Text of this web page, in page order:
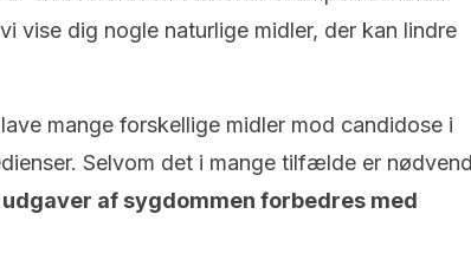
vise dig nogle naturlige midler, der kan lindre
mange forskellige midler mod candidose i
Selvom det i mange tilfælde er
udgaver af sygdommen forbedres med